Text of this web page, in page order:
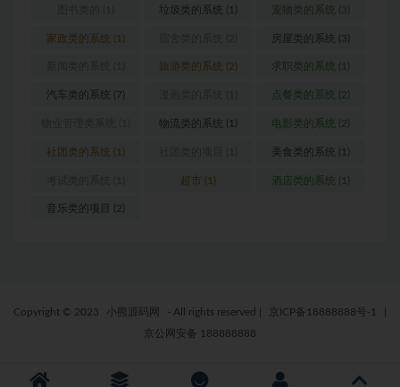
(1)
垃圾类的系统 (1) 宠物类的系统 (3)
家政类的系统 (1) 房屋类的系统 (3)
旅游类的系统 (2) 求职类的系统 (1)
汽车类的系统 (7) 点餐类的系统 (2)
物流类的系统 (1) 电影类的系统 (2)
社团类的系统 (1) 美食类的系统 (1)
超市 (1) 酒店类的系统 (1)
音乐类的项目 (2)
Copyright © 2023 小熊源码网 - All rights reserved 京ICP备18888888号-1
京公网安备 188888888